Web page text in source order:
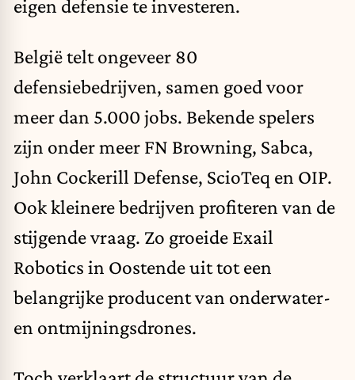
eigen defensie te investeren.
België telt ongeveer 80
defensiebedrijven, samen goed voor
meer dan 5.000 jobs. Bekende spelers
zijn onder meer FN Browning, Sabca,
John Cockerill Defense, ScioTeq en OIP.
Ook kleinere bedrijven profiteren van de
stijgende vraag. Zo groeide Exail
Robotics in Oostende uit tot een
belangrijke producent van onderwater-
en ontmijningsdrones.